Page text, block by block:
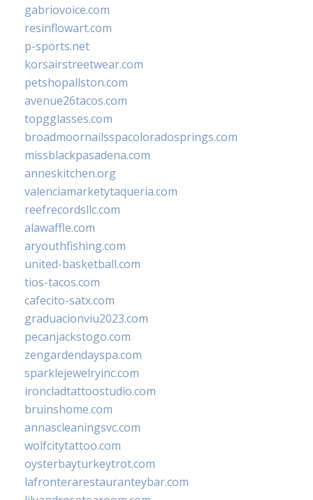
gabriovoice.com
resinflowart.com
p-sports.net
korsairstreetwear.com
petshopallston.com
avenue26tacos.com
topgglasses.com
broadmoornailsspacoloradosprings.com
missblackpasadena.com
anneskitchen.org
valenciamarketytaqueria.com
reefrecordsllc.com
alawaffle.com
aryouthfishing.com
united-basketball.com
tios-tacos.com
cafecito-satx.com
graduacionviu2023.com
pecanjackstogo.com
zengardendayspa.com
sparklejewelryinc.com
ironcladtattoostudio.com
bruinshome.com
annascleaningsvc.com
wolfcitytattoo.com
oysterbayturkeytrot.com
lafronterarestauranteybar.com